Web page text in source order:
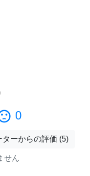
0
ターからの評価 (5)
せん